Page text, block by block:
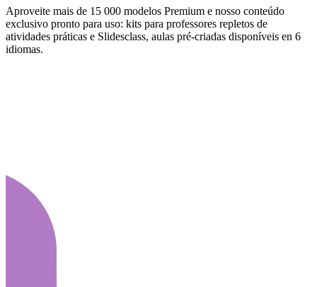
Aproveite mais de 15 000 modelos Premium e nosso conteúdo
exclusivo pronto para uso: kits para professores repletos de
atividades práticas e Slidesclass, aulas pré-criadas disponíveis en 6
idiomas.